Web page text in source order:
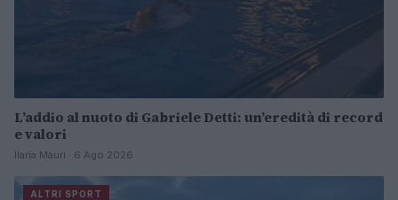
L’addio al nuoto di Gabriele Detti: un’eredità di record
e valori
Ilaria Mauri · 6 Ago 2026
ALTRI SPORT